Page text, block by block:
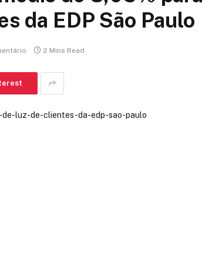
da EDP São Paulo
2 Mins Read